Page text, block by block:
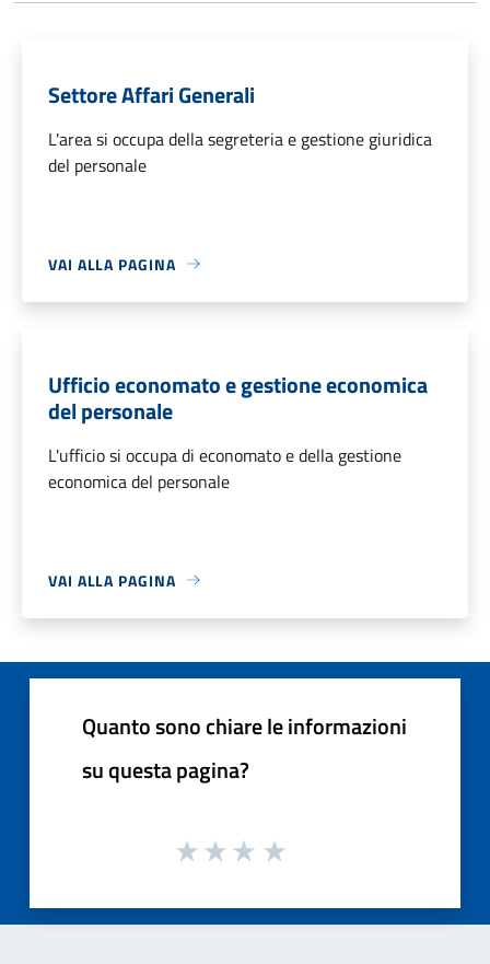
Settore Affari Generali
L'area si occupa della segreteria e gestione giuridica
del personale
VAI ALLA PAGINA
Ufficio economato e gestione economica
del personale
L'ufficio si occupa di economato e della gestione
economica del personale
VAI ALLA PAGINA
Quanto sono chiare le informazioni
su questa pagina?